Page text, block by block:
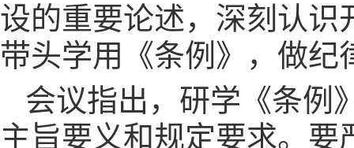
设的重要论述，深刻认识
带头学用《条例》，做纪
会议指出，研学《条例
主旨要义和规定要求。